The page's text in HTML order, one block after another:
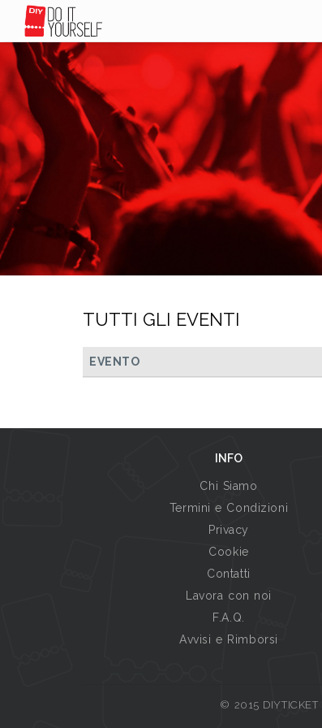
TUTTI GLI EVENTI
EVENTO
INFO
Chi Siamo
Termini e Condizioni
Privacy
Cookie
Contatti
Lavora con noi
F.A.Q.
Avvisi e Rimborsi
© 2015